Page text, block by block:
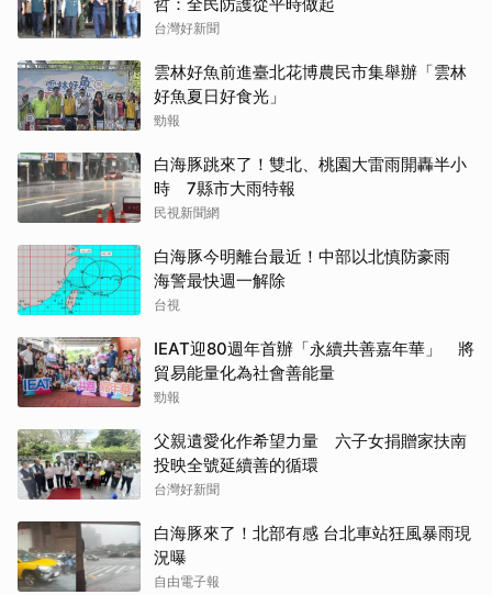
哲：全民防護從平時做起
台灣好新聞
雲林好魚前進臺北花博農民市集舉辦「雲林
好魚夏日好食光」
勁報
白海豚跳來了！雙北、桃園大雷雨開轟半小
時 7縣市大雨特報
民視新聞網
白海豚今明離台最近！中部以北慎防豪雨
海警最快週一解除
台視
IEAT迎80週年首辦「永續共善嘉年華」 將
貿易能量化為社會善能量
勁報
父親遺愛化作希望力量 六子女捐贈家扶南
投映全號延續善的循環
台灣好新聞
白海豚來了！北部有感 台北車站狂風暴雨現
況曝
自由電子報